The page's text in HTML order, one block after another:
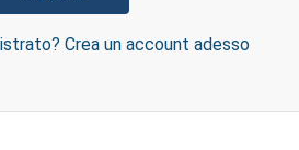
Crea un account adesso